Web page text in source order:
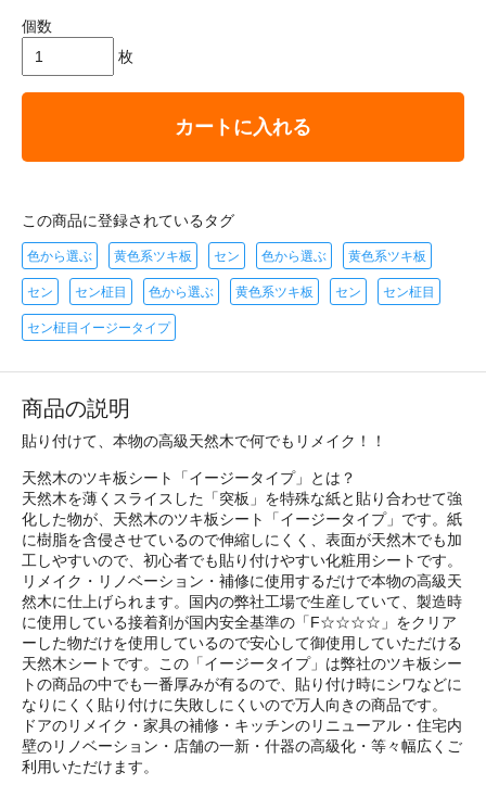
個数
枚
カートに入れる
この商品に登録されているタグ
色から選ぶ 黄色系ツキ板 セン 色から選ぶ 黄色系ツキ板
セン セン柾目 色から選ぶ 黄色系ツキ板 セン セン柾目
セン柾目イージータイプ
商品の説明
貼り付けて、本物の高級天然木で何でもリメイク！！
天然木のツキ板シート「イージータイプ」とは？
天然木を薄くスライスした「突板」を特殊な紙と貼り合わせて強
化した物が、天然木のツキ板シート「イージータイプ」です。紙
に樹脂を含侵させているので伸縮しにくく、表面が天然木でも加
工しやすいので、初心者でも貼り付けやすい化粧用シートです。
リメイク・リノベーション・補修に使用するだけで本物の高級天
然木に仕上げられます。国内の弊社工場で生産していて、製造時
に使用している接着剤が国内安全基準の「F☆☆☆☆」をクリア
ーした物だけを使用しているので安心して御使用していただける
天然木シートです。この「イージータイプ」は弊社のツキ板シー
トの商品の中でも一番厚みが有るので、貼り付け時にシワなどに
なりにくく貼り付けに失敗しにくいので万人向きの商品です。
ドアのリメイク・家具の補修・キッチンのリニューアル・住宅内
壁のリノベーション・店舗の一新・什器の高級化・等々幅広くご
利用いただけます。